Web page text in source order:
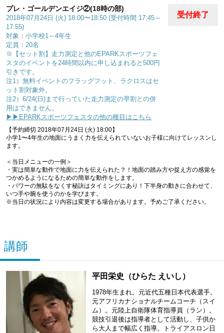
プレ・ゴールデンエイジ②(18時の部)
2018年07月24日 (火) 18:00〜18:50 (受付時間 17:45～
17:55)
対象：小学校1～4年生
定員：20名
※【セット割】走力測定と他のEPARKスポーツフェ
スタのイベントを24時間以内に申し込まれると500円
引きです。
注1）無料イベントのフラッグフット、ラクロスはセ
ット割対象外。
注2）6/24(日)まで行っていた走力測定の早割との併
用はできません。
▶▶EPARKスポーツフェスタの他の種目はこちら
受付終了
【予約締切 2018年07月24日 (火) 18:00】
小学1〜4年生の地面にうまく力を伝えられていないお子様に向けてレッスンし
ます。
＜当日メニューの一例＞
・実は簡単な動作で地面に力を伝えられた？！地面の踏み方や捉え方の感覚を
つかめるようになるための簡単な動作をします。
・パワーの無駄をなくす秘訣はタイミングにあり！下半身の動きに合わせて、
いつ手や腕を使うのかを学びます。
※当日の状況により内容は変更する場合があります。予めご了承ください。
講師
平田栄史（ひらた えいし）
1978年生まれ。元近代五種日本代表選手。
元アフリカナショナルチームコーチ（スイ
ム）。元陸上自衛隊体育指導員（ラン）。
競技引退後は指導者として活動し、子供か
ら大人まで幅広く指導。トライアスロン日